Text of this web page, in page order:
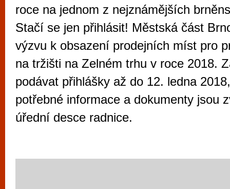
roce na jednom z nejznámějších
Stačí se jen přihlásit! Městská část
výzvu k obsazení prodejních míst pro
na tržišti na Zelném trhu v roce 2018.
podávat přihlášky až do 12. ledna
potřebné informace a dokumenty jsou
úřední desce radnice.
Brno je
zajímavé
restaurace,
Mimo jiné je ale také místem, kde si
vyzkoušet různé kasinové hry. V
metropoli naleznete širokou nabídku her
po moderní automaty jak pro pravidelné
příležitostné hráče. V...